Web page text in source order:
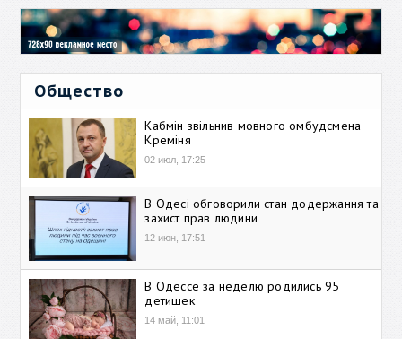
Общество
Кабмін звільнив мовного омбудсмена
Креміня
02 июл, 17:25
В Одесі обговорили стан додержання та
захист прав людини
12 июн, 17:51
В Одессе за неделю родились 95
детишек
14 май, 11:01